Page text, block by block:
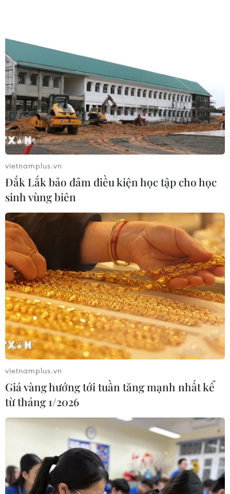
vietnamplus.vn
Đắk Lắk bảo đảm điều kiện học tập cho học
sinh vùng biên
vietnamplus.vn
Giá vàng hướng tới tuần tăng mạnh nhất kể
từ tháng 1/2026